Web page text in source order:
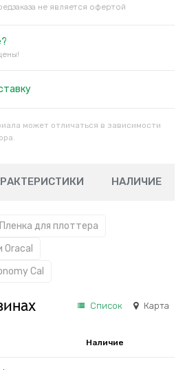
не является офертой
может отличаться в зависимости
НАЛИЧИЕ
Пленка для плоттера
Cal
Список Карта
Наличие